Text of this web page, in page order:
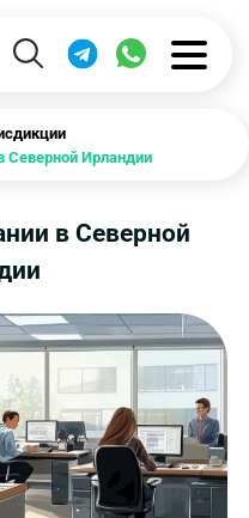
Северной Ирландии
в Северной